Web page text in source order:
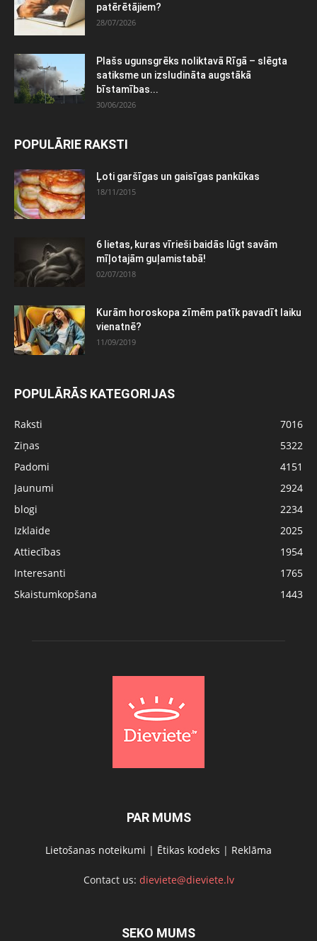
patērētājiem?
28/07/2026
Plašs ugunsgrēks noliktavā Rīgā – slēgta
satiksme un izsludināta augstākā
bīstamības...
30/06/2026
POPULĀRIE RAKSTI
Ļoti garšīgas un gaisīgas pankūkas
18/11/2015
6 lietas, kuras vīrieši baidās lūgt savām
mīļotajām guļamistabā!
02/07/2018
Kurām horoskopa zīmēm patīk pavadīt laiku
vienatnē?
11/09/2019
POPULĀRĀS KATEGORIJAS
Raksti
7016
Ziņas
5322
Padomi
4151
Jaunumi
2924
blogi
2234
Izklaide
2025
Attiecības
1954
Interesanti
1765
Skaistumkopšana
1443
PAR MUMS
Lietošanas noteikumi | Ētikas kodeks | Reklāma
Contact us: dieviete@dieviete.lv
SEKO MUMS